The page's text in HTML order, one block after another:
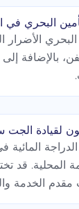
البحري في
الأضرار
بالإضافة
لقيادة
المائية
المحلية. قد
الخدمة